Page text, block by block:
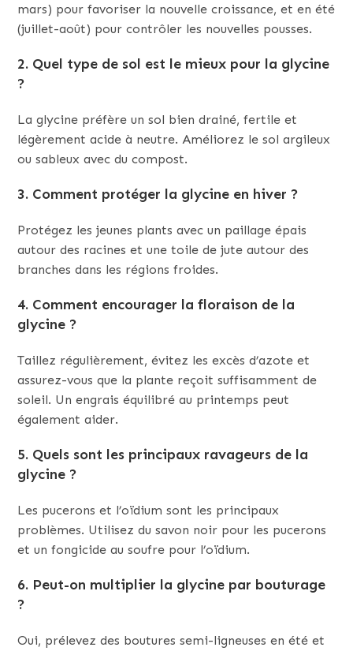
mars) pour favoriser la nouvelle croissance, et en été
(juillet-août) pour contrôler les nouvelles pousses.
2. Quel type de sol est le mieux pour la glycine
?
La glycine préfère un sol bien drainé, fertile et
légèrement acide à neutre. Améliorez le sol argileux
ou sableux avec du compost.
3. Comment protéger la glycine en hiver ?
Protégez les jeunes plants avec un paillage épais
autour des racines et une toile de jute autour des
branches dans les régions froides.
4. Comment encourager la floraison de la
glycine ?
Taillez régulièrement, évitez les excès d’azote et
assurez-vous que la plante reçoit suffisamment de
soleil. Un engrais équilibré au printemps peut
également aider.
5. Quels sont les principaux ravageurs de la
glycine ?
Les pucerons et l’oïdium sont les principaux
problèmes. Utilisez du savon noir pour les pucerons
et un fongicide au soufre pour l’oïdium.
6. Peut-on multiplier la glycine par bouturage
?
Oui, prélevez des boutures semi-ligneuses en été et